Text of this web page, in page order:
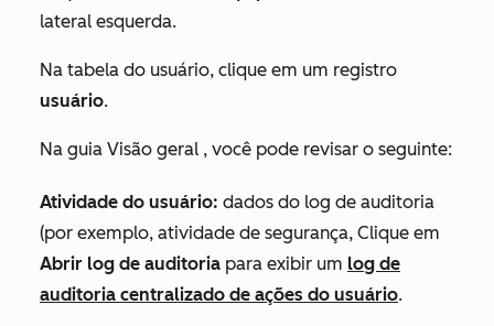
lateral esquerda.
Na tabela do usuário, clique em um registro
usuário.
Na guia Visão geral , você pode revisar o seguinte:
Atividade do usuário: dados do log de auditoria
(por exemplo, atividade de segurança, Clique em
Abrir log de auditoria para exibir um log de
auditoria centralizado de ações do usuário.